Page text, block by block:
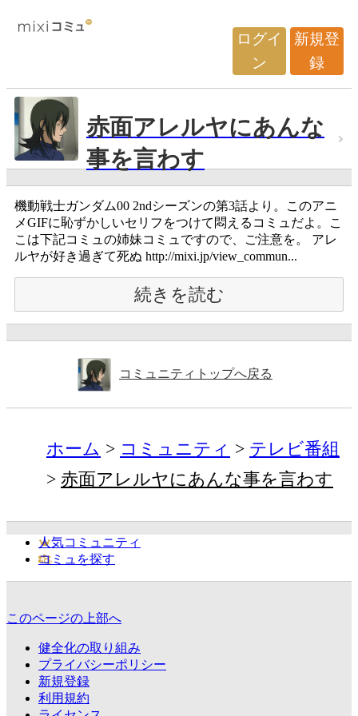
ログイ
ン
新規登
録
赤面アレルヤにあんな
事を言わす
機動戦士ガンダム00 2ndシーズンの第3話より。このアニ
メGIFに恥ずかしいセリフをつけて悶えるコミュだよ。こ
こは下記コミュの姉妹コミュですので、ご注意を。 アレ
ルヤが好き過ぎて死ぬ http://mixi.jp/view_commun...
続きを読む
コミュニティトップへ戻る
ホーム コミュニティ
テレビ番組
赤面アレルヤにあんな事を言わす
人気コミュニティ
コミュを探す
このページの上部へ
健全化の取り組み
プライバシーポリシー
新規登録
利用規約